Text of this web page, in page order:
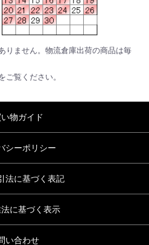
りません。物流倉庫出荷の商品は毎
ご覧ください。
物ガイド
シーポリシー
法に基づく表記
に基づく表示
い合わせ